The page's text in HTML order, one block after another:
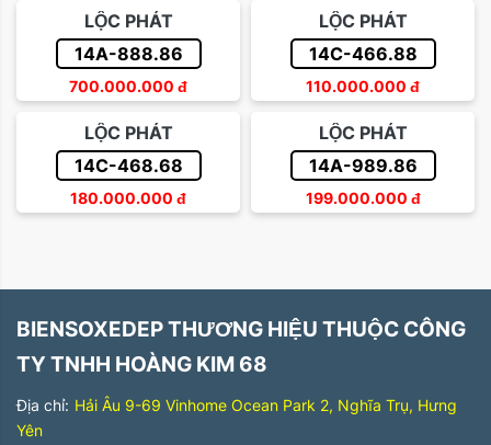
LỘC PHÁT
14A-888.86
700.000.000 đ
LỘC PHÁT
14C-466.88
110.000.000 đ
LỘC PHÁT
14C-468.68
180.000.000 đ
LỘC PHÁT
14A-989.86
199.000.000 đ
BIENSOXEDEP THƯƠNG HIỆU THUỘC CÔNG
TY TNHH HOÀNG KIM 68
Địa chỉ: Hải Âu 9-69 Vinhome Ocean Park 2, Nghĩa Trụ, Hưng
Yên